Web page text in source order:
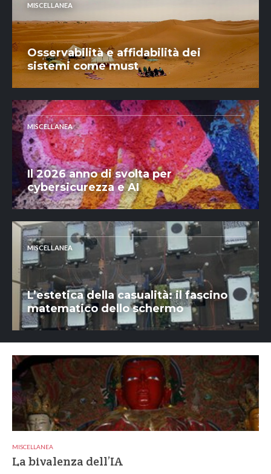
MISCELLANEA
Osservabilità e affidabilità dei
sistemi come must
MISCELLANEA
Il 2026 anno di svolta per
cybersicurezza e AI
MISCELLANEA
L’estetica della casualità: il fascino
matematico dello schermo
MISCELLANEA
La bivalenza dell’IA